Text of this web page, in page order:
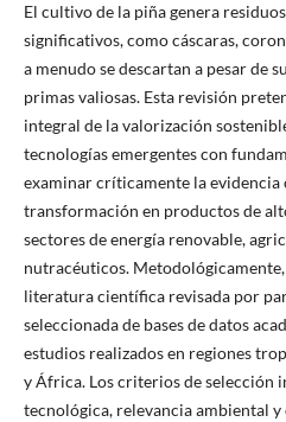
El cultivo de la piña genera
significativos, como cáscaras,
a menudo se descartan a pesar de
primas valiosas. Esta revisión
integral de la valorización
tecnologías emergentes con
examinar críticamente la evidencia
transformación en productos de
sectores de energía renovable,
nutracéuticos.
literatura científica revisada por
seleccionada de bases de datos
estudios realizados en regiones
y África. Los criterios de selección
tecnológica, relevancia ambiental